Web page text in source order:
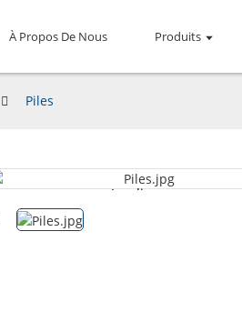
À Propos De Nous Produits
Piles
Loading...
Loading...